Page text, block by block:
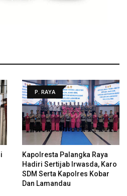
P. RAYA
Kapolresta Palangka Raya
Hadiri Sertijab Irwasda, Karo
SDM Serta Kapolres Kobar
Dan Lamandau